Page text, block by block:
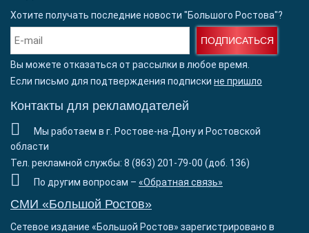
Хотите получать последние новости "Большого Ростова"?
ПОДПИСАТЬСЯ
Вы можете отказаться от рассылки в любое время.
Если письмо для подтверждения подписки не пришло
Контакты для рекламодателей
Мы работаем в г. Ростове-на-Дону и Ростовской
области
Тел. рекламной службы: 8 (863) 201-79-00 (доб. 136)
По другим вопросам – «Обратная связь»
СМИ «Большой Ростов»
Сетевое издание «Большой Ростов» зарегистрировано в